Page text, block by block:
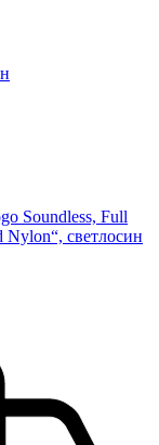
Soundless, Full
светлосин